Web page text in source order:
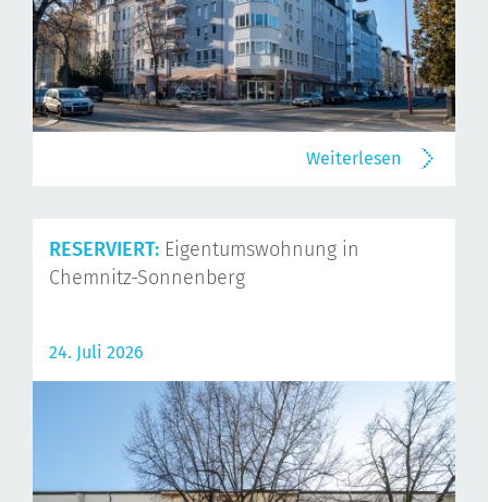
Weiterlesen
RESERVIERT: Eigentumswohnung in
Chemnitz-Sonnenberg
24. Juli 2026